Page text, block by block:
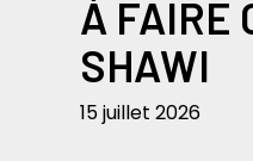
À FAIRE
SHAWI
15 juillet 2026